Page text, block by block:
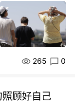
265 0
顾好自己